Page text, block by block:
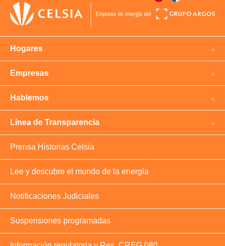
Hogares
Empresas
Prensa Historias Celsia
Lee y descubre el mundo de la energía
Hablemos
Notificaciones Judiciales
Línea de Transparencia
Suspensiones programadas